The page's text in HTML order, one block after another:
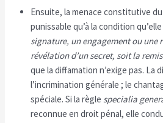
Ensuite, la menace constitutive
punissable qu’à la condition
signature, un engagement ou une
révélation d’un secret, soit la
que la diffamation n’exige pas. La
l’incrimination générale ; le
spéciale. Si la règle specialia
reconnue en droit pénal, elle